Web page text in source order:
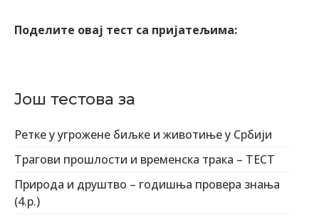
Поделите овај тест са пријатељима:
Још тестова за
Ретке у угрожене биљке и животиње у Србији
Трагови прошлости и временска трака – ТЕСТ
Природа и друштво – годишња провера знања
(4.р.)